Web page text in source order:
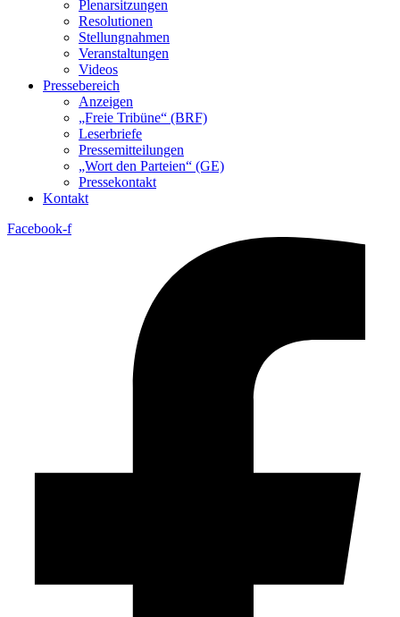
Plenarsitzungen
Resolutionen
Stellungnahmen
Veranstaltungen
Videos
Pressebereich
Anzeigen
„Freie Tribüne“ (BRF)
Leserbriefe
Pressemitteilungen
„Wort den Parteien“ (GE)
Pressekontakt
Kontakt
Facebook-f